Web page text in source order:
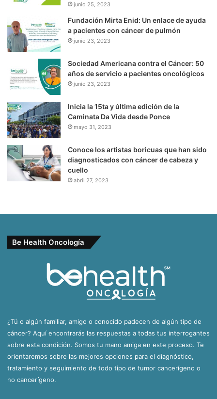
junio 25, 2023
Fundación Mirta Enid: Un enlace de ayuda
a pacientes con cáncer de pulmón
junio 23, 2023
Sociedad Americana contra el Cáncer: 50
años de servicio a pacientes oncológicos
junio 23, 2023
Inicia la 15ta y última edición de la
Caminata Da Vida desde Ponce
mayo 31, 2023
Conoce los artistas boricuas que han sido
diagnosticados con cáncer de cabeza y
cuello
abril 27, 2023
Be Health Oncología
¿Tú o algún familiar, amigo o conocido padecen de algún tipo de
cáncer? Aquí encontrarás las respuestas a todas tus interrogantes
sobre esta condición. Somos tu mano amiga en este proceso. Te
orientaremos sobre las mejores opciones para el diagnóstico,
tratamiento y seguimiento de todo tipo de tumor cancerígeno o
no cancerígeno.